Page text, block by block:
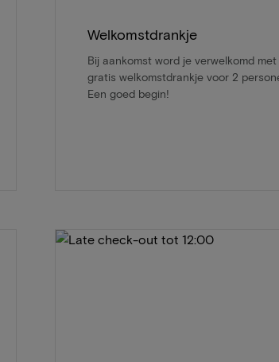
Welkomstdrankje
Bij aankomst word je verwelkomd met
gratis welkomstdrankje voor 2
Een goed begin!